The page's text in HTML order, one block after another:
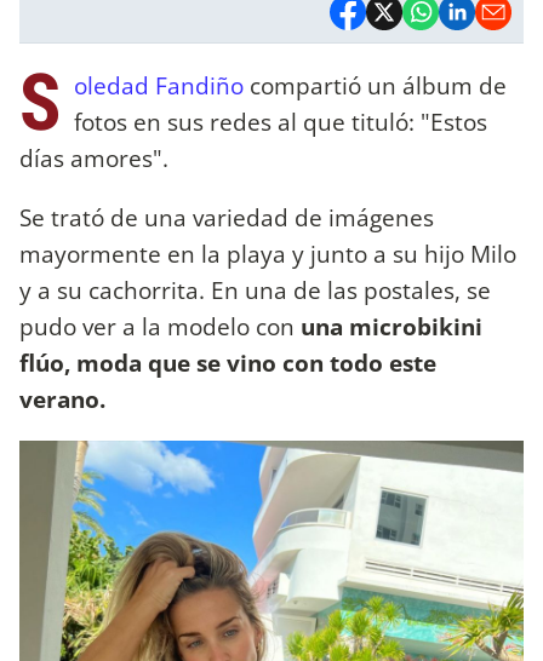
S oledad Fandiño compartió un álbum de
fotos en sus redes al que tituló: "Estos
días amores".
Se trató de una variedad de imágenes
mayormente en la playa y junto a su hijo Milo
y a su cachorrita. En una de las postales, se
pudo ver a la modelo con una microbikini
flúo, moda que se vino con todo este
verano.